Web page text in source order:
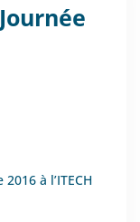
à l’ITECH